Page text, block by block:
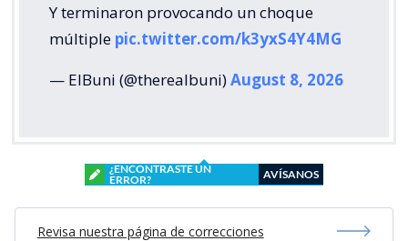
Y terminaron provocando un choque
múltiple pic.twitter.com/k3yxS4Y4MG
— ElBuni (@therealbuni)August 8, 2026
¿ENCONTRASTE UN
ERROR?
AVÍSANOS
Revisa nuestra página de correcciones